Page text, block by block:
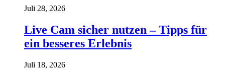
Juli 28, 2026
Live Cam sicher nutzen – Tipps für
ein besseres Erlebnis
Juli 18, 2026